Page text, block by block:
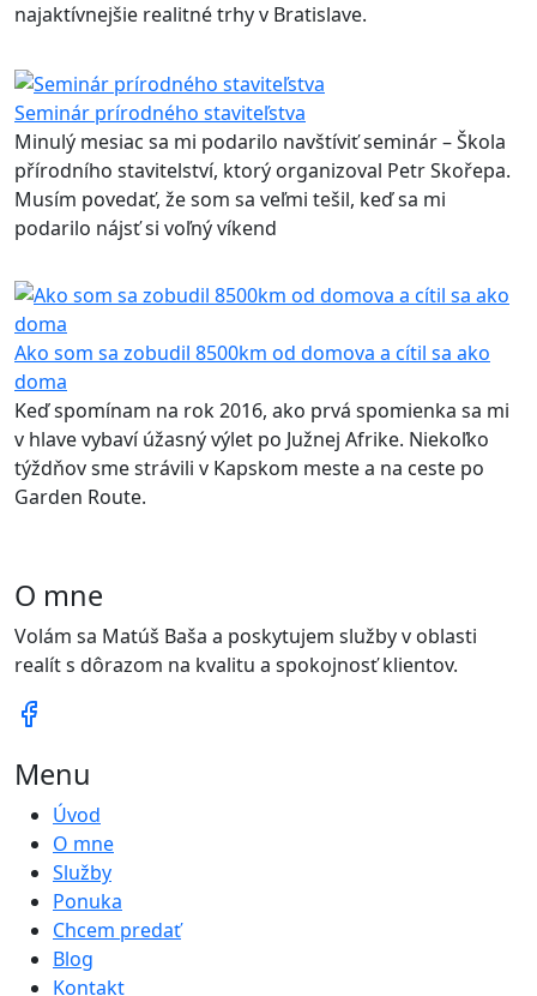
najaktívnejšie realitné trhy v Bratislave.
Seminár prírodného staviteľstva
Minulý mesiac sa mi podarilo navštíviť seminár – Škola
přírodního stavitelství, ktorý organizoval Petr Skořepa.
Musím povedať, že som sa veľmi tešil, keď sa mi
podarilo nájsť si voľný víkend
Ako som sa zobudil 8500km od domova a cítil sa ako
doma
Keď spomínam na rok 2016, ako prvá spomienka sa mi
v hlave vybaví úžasný výlet po Južnej Afrike. Niekoľko
týždňov sme strávili v Kapskom meste a na ceste po
Garden Route.
O mne
Volám sa Matúš Baša a poskytujem služby v oblasti
realít s dôrazom na kvalitu a spokojnosť klientov.
Menu
Úvod
O mne
Služby
Ponuka
Chcem predať
Blog
Kontakt